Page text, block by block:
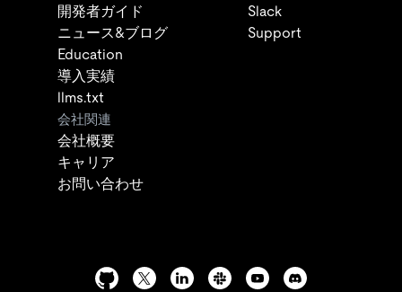
開発者ガイド
ニュース&ブログ
Education
導入実績
llms.txt
Slack
Support
会社関連
会社概要
キャリア
お問い合わせ